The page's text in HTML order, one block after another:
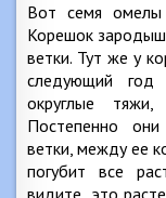
Вот семя омелы
Корешок
ветки. Тут же у
следующий год
округлые
Постепенно
ветки, между ее
погубит все
видите, это